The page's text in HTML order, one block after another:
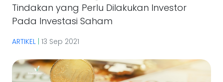
Tindakan yang Perlu Dilakukan Investor
Pada Investasi Saham
ARTIKEL | 13 Sep 2021